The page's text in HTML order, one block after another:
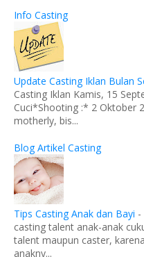
Info Casting
Update Casting Iklan Bulan
Casting Iklan Kamis, 15
Cuci*Shooting :* 2 Oktober
motherly, bis...
Blog Artikel Casting
Tips Casting Anak dan Bayi -
casting talent anak-anak
talent maupun caster,
anakny...